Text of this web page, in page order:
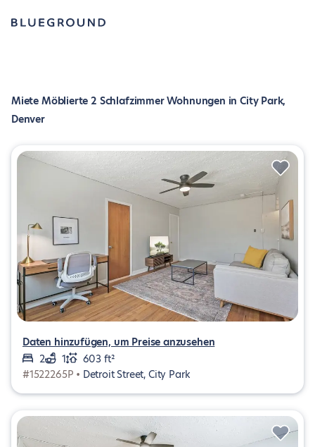
Miete Möblierte 2 Schlafzimmer Wohnungen in City Park,
Denver
Daten hinzufügen, um Preise anzusehen
2
1
603 ft²
#1522265P • Detroit Street, City Park